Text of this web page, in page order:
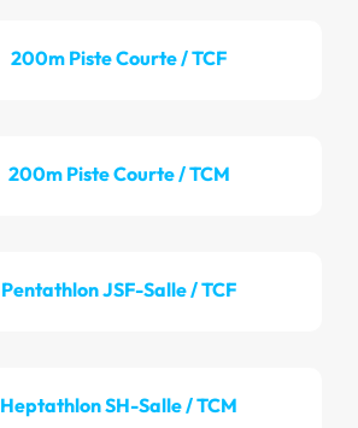
200m Piste Courte / TCF
200m Piste Courte / TCM
Pentathlon JSF-Salle / TCF
Heptathlon SH-Salle / TCM